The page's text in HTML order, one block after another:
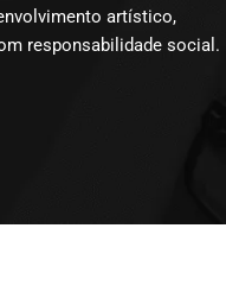
artístico,
responsabilidade social.